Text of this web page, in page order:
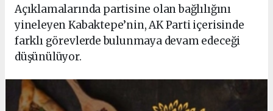
Açıklamalarında partisine olan bağlılığını
yineleyen Kabaktepe’nin, AK Parti içerisinde
farklı görevlerde bulunmaya devam edeceği
düşünülüyor.